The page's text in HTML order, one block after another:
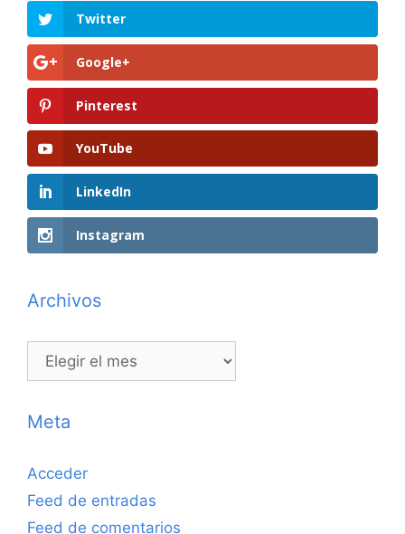
Twitter
Google+
Pinterest
YouTube
LinkedIn
Instagram
Archivos
Archivos
Meta
Acceder
Feed de entradas
Feed de comentarios